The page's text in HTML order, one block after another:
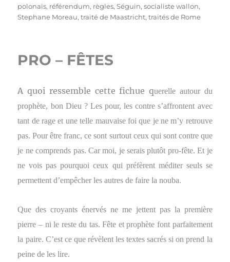
polonais, référendum, règles,Séguin,socialiste wallon,
Stephane Moreau,traité de Maastricht,traités de Rome
PRO – FÊTES
A quoi ressemble cette fichue querelle autour du
prophète, bon Dieu ? Les pour, les contre s’affrontent avec
tant de rage et une telle mauvaise foi que je ne m’y retrouve
pas. Pour être franc, ce sont surtout ceux qui sont contre que
je ne comprends pas. Car moi, je serais plutôt pro-fête. Et je
ne vois pas pourquoi ceux qui préfèrent méditer seuls se
permettent d’empêcher les autres de faire la nouba.
Que des croyants énervés ne me jettent pas la première
pierre – ni le reste du tas. Fête et prophète font parfaitement
la paire. C’est ce que révèlent les textes sacrés si on prend la
peine de les lire.